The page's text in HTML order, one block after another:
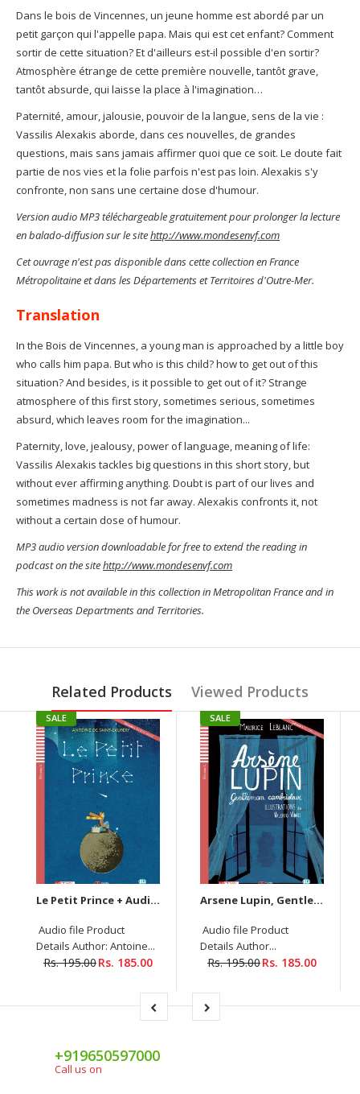
Dans le bois de Vincennes, un jeune homme est abordé par un
petit garçon qui l'appelle papa. Mais qui est cet enfant? Comment
sortir de cette situation? Et d'ailleurs est-il possible d'en sortir?
Atmosphère étrange de cette première nouvelle, tantôt grave,
tantôt absurde, qui laisse la place à l'imagination…
Paternité, amour, jalousie, pouvoir de la langue, sens de la vie :
Vassilis Alexakis aborde, dans ces nouvelles, de grandes
questions, mais sans jamais affirmer quoi que ce soit. Le doute fait
partie de nos vies et la folie parfois n'est pas loin. Alexakis s'y
confronte, non sans une certaine dose d'humour.
Version audio MP3 téléchargeable gratuitement pour prolonger la lecture
en balado-diffusion sur le sitehttp://www.mondesenvf.com
Cet ouvrage n'est pas disponible dans cette collection en France
Métropolitaine et dans les Départements et Territoires d'Outre-Mer.
Translation
In the Bois de Vincennes, a young man is approached by a little boy
who calls him papa. But who is this child?how to get out of this
situation?And besides, is it possible to get out of it? Strange
atmosphere of this first story, sometimes serious, sometimes
absurd, which leaves room for the imagination...
Paternity, love, jealousy, power of language, meaning of life:
Vassilis Alexakis tackles big questions in this short story, but
without ever affirming anything. Doubt is part of our lives and
sometimes madness is not far away. Alexakis confronts it, not
without a certain dose of humour.
MP3 audio version downloadable for free to extend the reading in
podcast on the sitehttp://www.mondesenvf.com
This work is not available in this collection in Metropolitan France and in
the Overseas Departments and Territories.
Related Products Viewed Products
SALE
Le Petit Prince + Audios Downloadable
Audio file Product
Details Author: Antoine...
Rs. 195.00Rs. 185.00
SALE
Arsene Lupin, Gentleman Cambrioleur A1 Easy Readers (Audio Downloadable)
Audio file Product
Details Author...
Rs. 195.00Rs. 185.00
+919650597000
Call us on